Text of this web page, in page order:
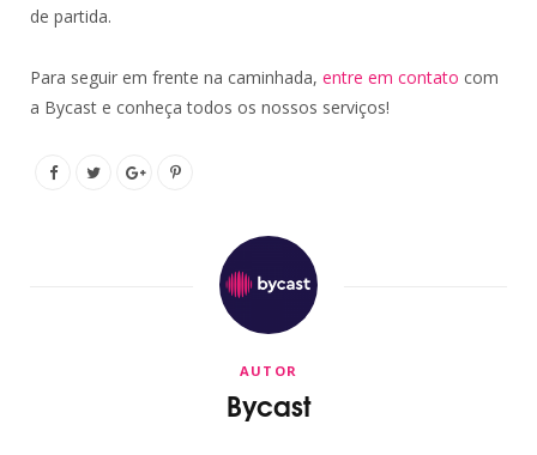
de partida.
Para seguir em frente na caminhada, entre em contato com
a Bycast e conheça todos os nossos serviços!
AUTOR
Bycast